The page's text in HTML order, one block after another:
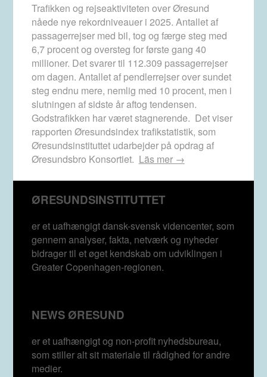
Trafikken og rejseaktiviteten over Øresund
nåede nye rekordniveauer i 2025. Antallet af
passagerrejser med bil, tog og færge steg med
6,7 procent og oversteg for første gang 40
millioner. Det svarer til 112.309 passagerrejser
om dagen. Antallet af pendlerrejser over sundet
steg endnu mere, nemlig med 10 procent, men i
slutningen af sidste år aftog tendensen.
Godstrafikken har været stagnerende. Det viser
rapporten Øresundsindex trafikstatistik, som
Øresundsinstituttet udarbejder på opdrag af
Øresundsbro Konsortiet. Läs mer →
ØRESUNDSINSTITUTTET
er et uafhængigt dansk-svensk videncenter, som
gennem analyser, fakta, netværk og nyheder
bidrager til et øget kendskab om udviklingen i
Greater Copenhagen-regionen.
NEWS ØRESUND
er et uafhængigt og non-profit nyhedsbureau,
som stiller alt sit materiale til rådighed for andre
medier.